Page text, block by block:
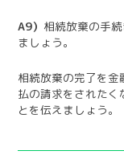
A9） 相続放棄の手
ましょう。
相続放棄の完了を
払の請求をされたく
とを伝えましょう。